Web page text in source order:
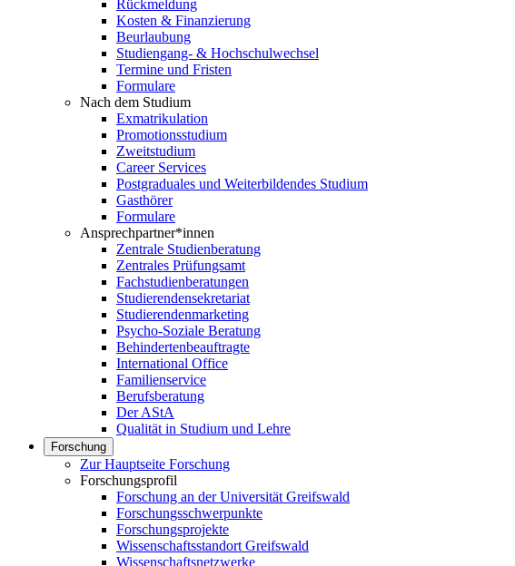
Rückmeldung
Kosten & Finanzierung
Beurlaubung
Studiengang- & Hochschulwechsel
Termine und Fristen
Formulare
Nach dem Studium
Exmatrikulation
Promotionsstudium
Zweitstudium
Career Services
Postgraduales und Weiterbildendes Studium
Gasthörer
Formulare
Ansprechpartner*innen
Zentrale Studienberatung
Zentrales Prüfungsamt
Fachstudienberatungen
Studierendensekretariat
Studierendenmarketing
Psycho-Soziale Beratung
Behindertenbeauftragte
International Office
Familienservice
Berufsberatung
Der AStA
Qualität in Studium und Lehre
Forschung
Zur Hauptseite Forschung
Forschungsprofil
Forschung an der Universität Greifswald
Forschungsschwerpunkte
Forschungsprojekte
Wissenschaftsstandort Greifswald
Wissenschaftsnetzwerke